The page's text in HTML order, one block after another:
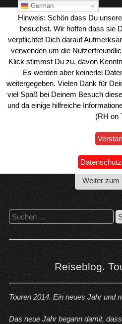
content
Wohnmobil
Weiter zum
Suchen
nach:
Reiseblog.
Touren 2014. Ein neues Jahr und
Das neue Jahr begann damit,
Hinweis: Schön dass Du
besuchst. Wir hoffen dass sie
verpflichtet Dich darauf
verwenden um die
Klick stimmst Du zu, davon
Es werden aber keinerlei
weitergegeben. Vielen Dank für
viel Spaß bei Deinem Besuch
und da einige hilfreiche
(RH on
German